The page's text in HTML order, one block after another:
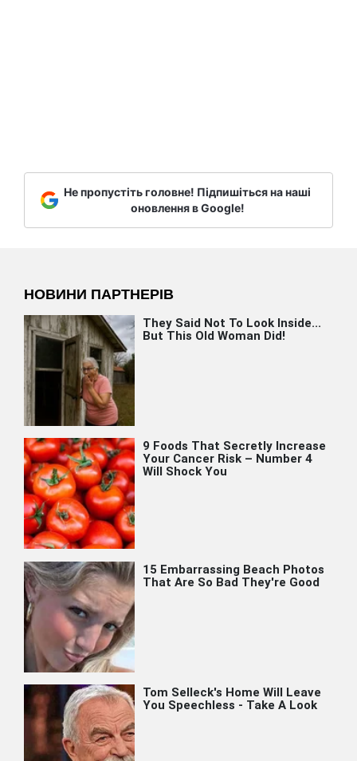
Не пропустіть головне! Підпишіться на наші
оновлення в Google!